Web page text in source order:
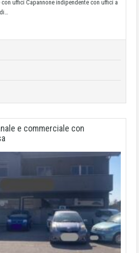
uffici Capannone indipendente con uffici a
e commerciale con